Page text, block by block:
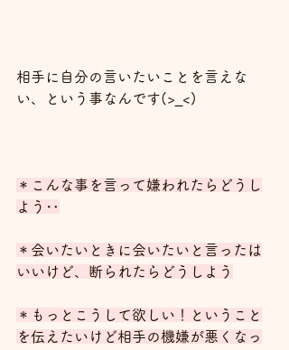
相手に自分の言いたいことを言えな
い、という事なんです(>_<)
＊こんな事を言って嫌われたらどうし
よう‥
＊会いたいときに会いたいと言ったは
いいけど、断られたらどうしよう
＊もっとこうして欲しい！ということ
を伝えたいけど相手の機嫌が悪くなっ